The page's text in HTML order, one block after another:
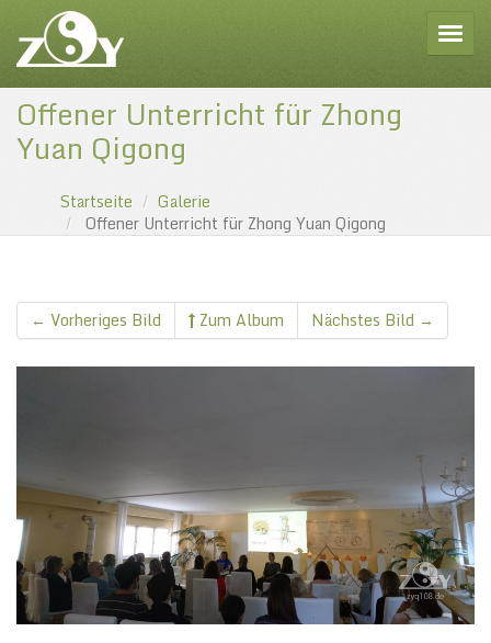
Offener Unterricht für Zhong
Yuan Qigong
Startseite
Galerie
Offener Unterricht für Zhong Yuan Qigong
← Vorheriges Bild Zum Album Nächstes Bild →